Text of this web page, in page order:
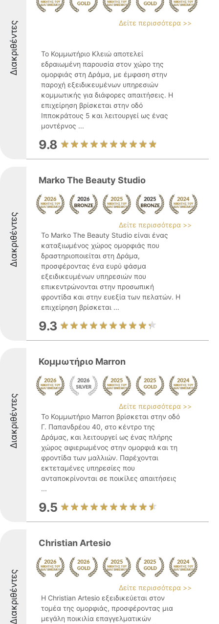
Διακριθέντες Δείτε περισσότερα >>
Το Κομμωτήριο Κλειώ αποτελεί
εδραιωμένη παρουσία στον χώρο της
ομορφιάς στη Δράμα, με έμφαση στην
παροχή εξειδικευμένων υπηρεσιών
κομμωτικής για διάφορες απαιτήσεις. Η
επιχείρηση βρίσκεται στην οδό
Ιπποκράτους 5 και λειτουργεί ως ένας
μοντέρνος ...
9.8
Διακριθέντες
Marko The Beauty Studio
Δείτε περισσότερα >>
Το Marko The Beauty Studio είναι ένας
καταξιωμένος χώρος ομορφιάς που
δραστηριοποιείται στη Δράμα,
προσφέροντας ένα ευρύ φάσμα
εξειδικευμένων υπηρεσιών που
επικεντρώνονται στην προσωπική
φροντίδα και στην ευεξία των πελατών. Η
επιχείρηση βρίσκεται ...
9.3
Διακριθέντες
Κομμωτήριο Marron
Δείτε περισσότερα >>
Το Κομμωτήριο Marron βρίσκεται στην οδό
Γ. Παπανδρέου 40, στο κέντρο της
Δράμας, και λειτουργεί ως ένας πλήρης
χώρος αφιερωμένος στην ομορφιά και τη
φροντίδα των μαλλιών. Παρέχονται
εκτεταμένες υπηρεσίες που
ανταποκρίνονται σε ποικίλες απαιτήσεις
...
9.5
Διακριθέντες
Christian Artesio
Δείτε περισσότερα >>
Η Christian Artesio εξειδικεύεται στον
τομέα της ομορφιάς, προσφέροντας μια
μεγάλη ποικιλία επαγγελματικών